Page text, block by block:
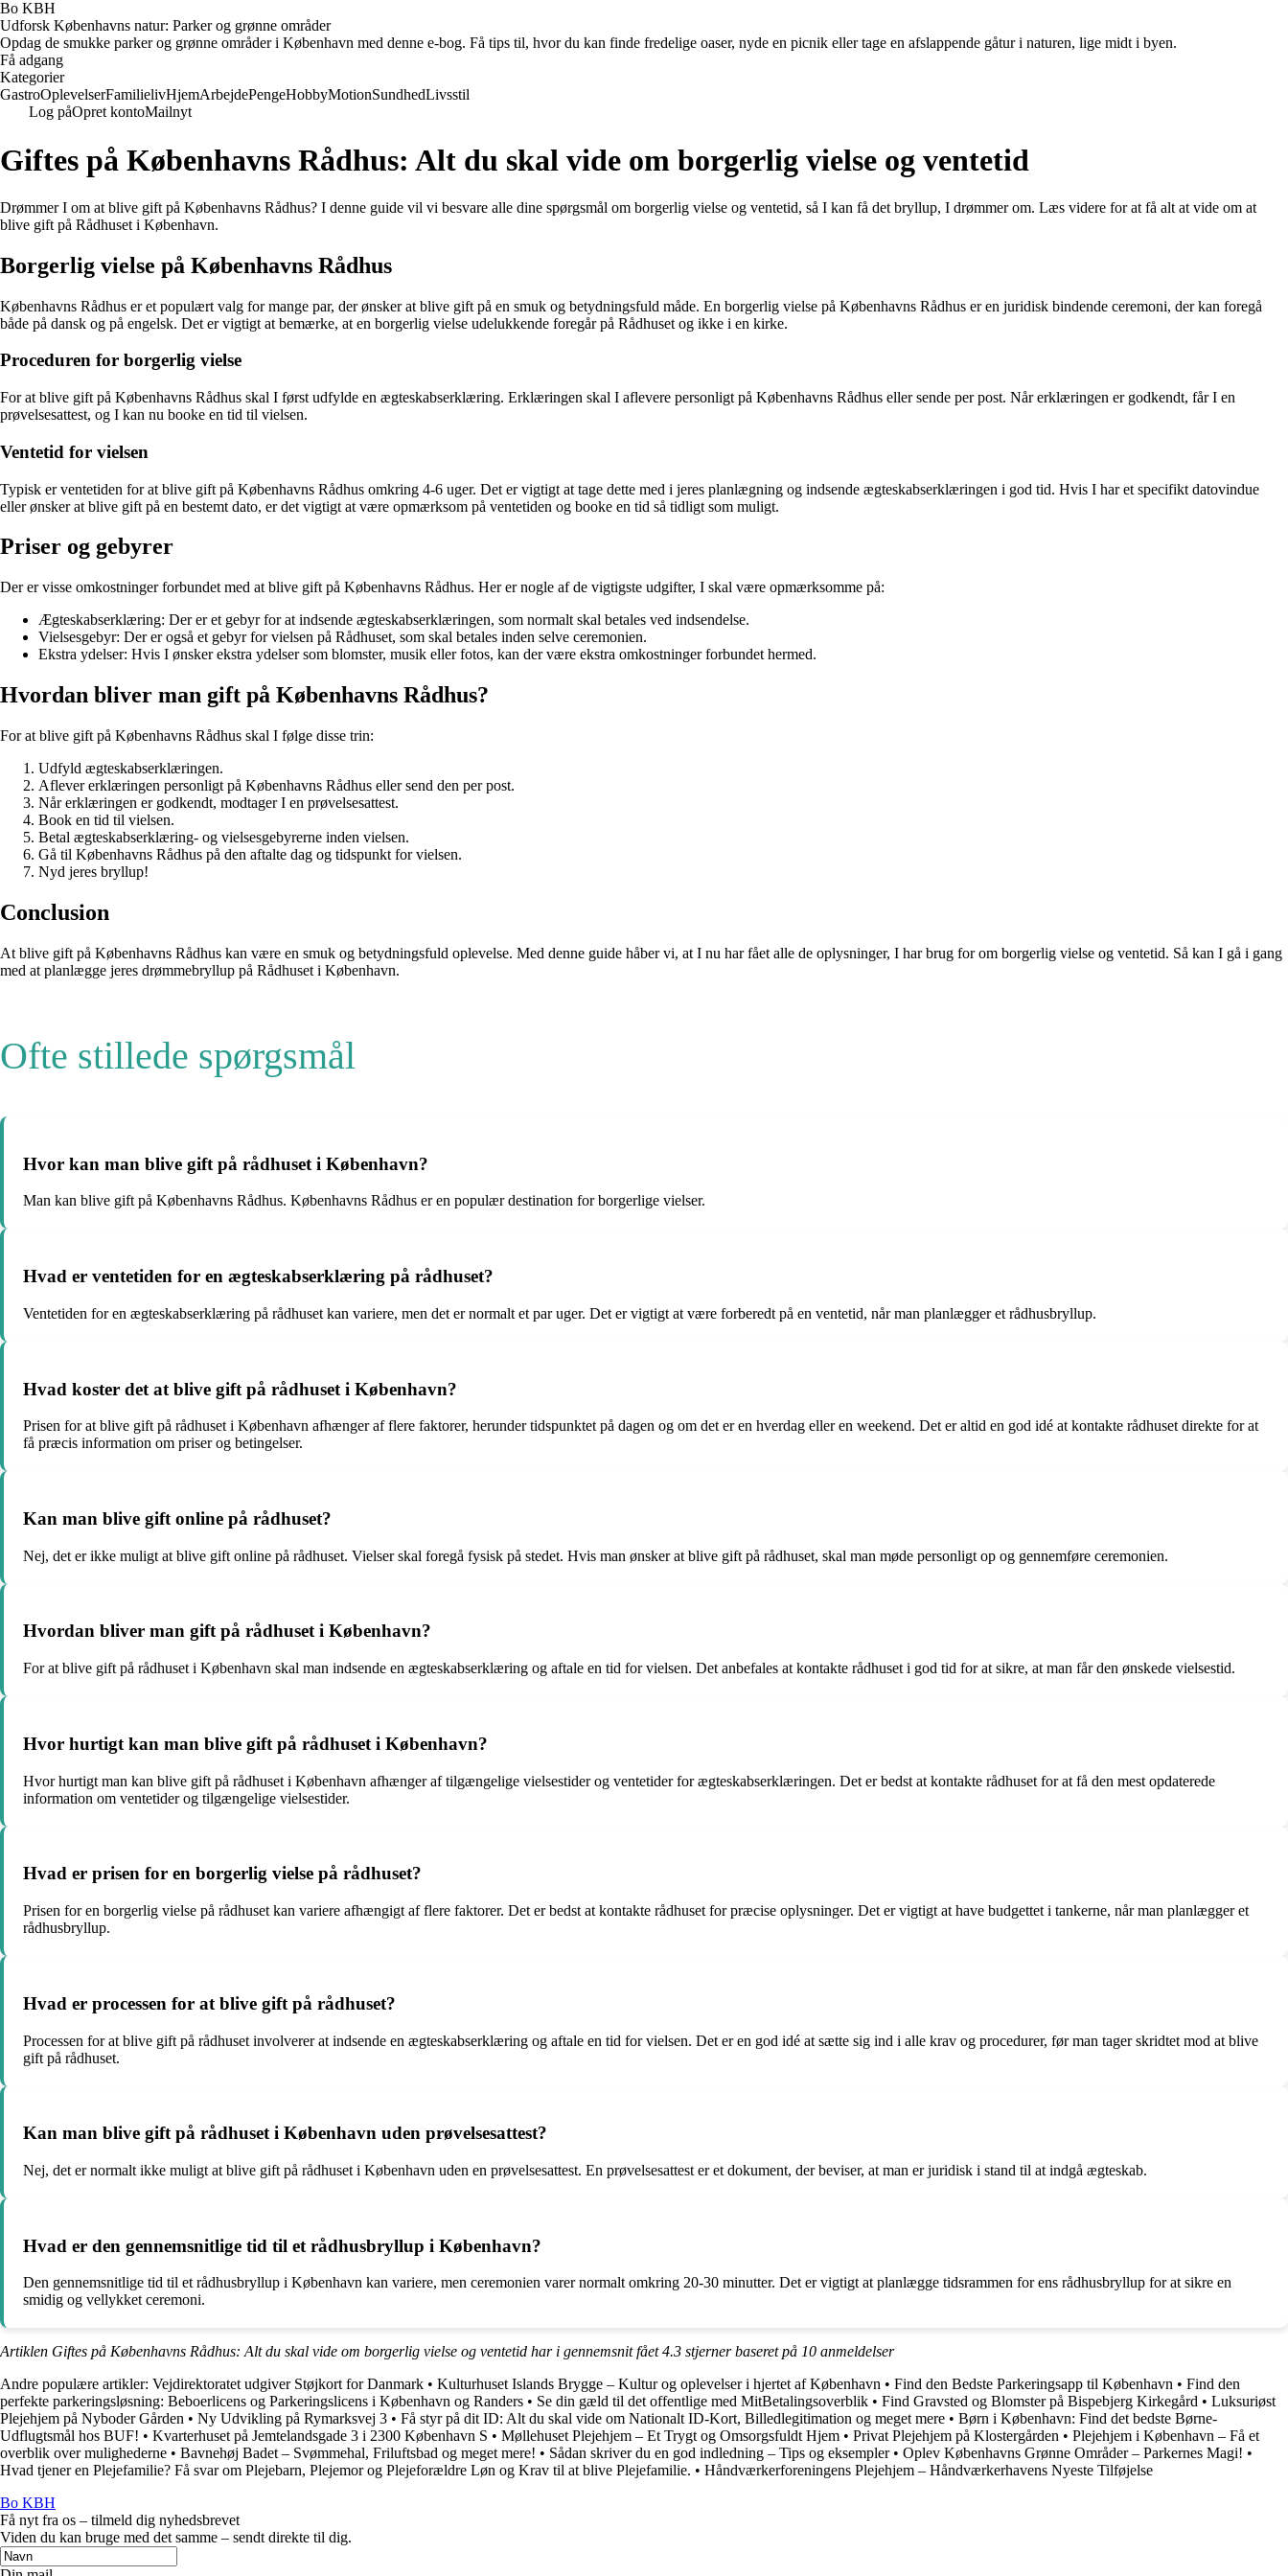
Bo KBH
Udforsk Københavns natur: Parker og grønne områder
Opdag de smukke parker og grønne områder i København med denne e-bog. Få tips til, hvor du kan finde fredelige oaser, nyde en picnik eller tage en afslappende gåtur i naturen, lige midt i byen.
Få adgang
Kategorier
GastroOplevelserFamilielivHjemArbejdePengeHobbyMotionSundhedLivsstil
Log påOpret kontoMailnyt
Giftes på Københavns Rådhus: Alt du skal vide om borgerlig vielse og ventetid
Drømmer I om at blive gift på Københavns Rådhus? I denne guide vil vi besvare alle dine spørgsmål om borgerlig vielse og ventetid, så I kan få det bryllup, I drømmer om. Læs videre for at få alt at vide om at
blive gift på Rådhuset i København.
Borgerlig vielse på Københavns Rådhus
Københavns Rådhus er et populært valg for mange par, der ønsker at blive gift på en smuk og betydningsfuld måde. En borgerlig vielse på Københavns Rådhus er en juridisk bindende ceremoni, der kan foregå
både på dansk og på engelsk. Det er vigtigt at bemærke, at en borgerlig vielse udelukkende foregår på Rådhuset og ikke i en kirke.
Proceduren for borgerlig vielse
For at blive gift på Københavns Rådhus skal I først udfylde en ægteskabserklæring. Erklæringen skal I aflevere personligt på Københavns Rådhus eller sende per post. Når erklæringen er godkendt, får I en
prøvelsesattest, og I kan nu booke en tid til vielsen.
Ventetid for vielsen
Typisk er ventetiden for at blive gift på Københavns Rådhus omkring 4-6 uger. Det er vigtigt at tage dette med i jeres planlægning og indsende ægteskabserklæringen i god tid. Hvis I har et specifikt datovindue
eller ønsker at blive gift på en bestemt dato, er det vigtigt at være opmærksom på ventetiden og booke en tid så tidligt som muligt.
Priser og gebyrer
Der er visse omkostninger forbundet med at blive gift på Københavns Rådhus. Her er nogle af de vigtigste udgifter, I skal være opmærksomme på:
Ægteskabserklæring: Der er et gebyr for at indsende ægteskabserklæringen, som normalt skal betales ved indsendelse.
Vielsesgebyr: Der er også et gebyr for vielsen på Rådhuset, som skal betales inden selve ceremonien.
Ekstra ydelser: Hvis I ønsker ekstra ydelser som blomster, musik eller fotos, kan der være ekstra omkostninger forbundet hermed.
Hvordan bliver man gift på Københavns Rådhus?
For at blive gift på Københavns Rådhus skal I følge disse trin:
Udfyld ægteskabserklæringen.
Aflever erklæringen personligt på Københavns Rådhus eller send den per post.
Når erklæringen er godkendt, modtager I en prøvelsesattest.
Book en tid til vielsen.
Betal ægteskabserklæring- og vielsesgebyrerne inden vielsen.
Gå til Københavns Rådhus på den aftalte dag og tidspunkt for vielsen.
Nyd jeres bryllup!
Conclusion
At blive gift på Københavns Rådhus kan være en smuk og betydningsfuld oplevelse. Med denne guide håber vi, at I nu har fået alle de oplysninger, I har brug for om borgerlig vielse og ventetid. Så kan I gå i gang
med at planlægge jeres drømmebryllup på Rådhuset i København.
Ofte stillede spørgsmål
Hvor kan man blive gift på rådhuset i København?
Man kan blive gift på Københavns Rådhus. Københavns Rådhus er en populær destination for borgerlige vielser.
Hvad er ventetiden for en ægteskabserklæring på rådhuset?
Ventetiden for en ægteskabserklæring på rådhuset kan variere, men det er normalt et par uger. Det er vigtigt at være forberedt på en ventetid, når man planlægger et rådhusbryllup.
Hvad koster det at blive gift på rådhuset i København?
Prisen for at blive gift på rådhuset i København afhænger af flere faktorer, herunder tidspunktet på dagen og om det er en hverdag eller en weekend. Det er altid en god idé at kontakte rådhuset direkte for at
få præcis information om priser og betingelser.
Kan man blive gift online på rådhuset?
Nej, det er ikke muligt at blive gift online på rådhuset. Vielser skal foregå fysisk på stedet. Hvis man ønsker at blive gift på rådhuset, skal man møde personligt op og gennemføre ceremonien.
Hvordan bliver man gift på rådhuset i København?
For at blive gift på rådhuset i København skal man indsende en ægteskabserklæring og aftale en tid for vielsen. Det anbefales at kontakte rådhuset i god tid for at sikre, at man får den ønskede vielsestid.
Hvor hurtigt kan man blive gift på rådhuset i København?
Hvor hurtigt man kan blive gift på rådhuset i København afhænger af tilgængelige vielsestider og ventetider for ægteskabserklæringen. Det er bedst at kontakte rådhuset for at få den mest opdaterede
information om ventetider og tilgængelige vielsestider.
Hvad er prisen for en borgerlig vielse på rådhuset?
Prisen for en borgerlig vielse på rådhuset kan variere afhængigt af flere faktorer. Det er bedst at kontakte rådhuset for præcise oplysninger. Det er vigtigt at have budgettet i tankerne, når man planlægger et
rådhusbryllup.
Hvad er processen for at blive gift på rådhuset?
Processen for at blive gift på rådhuset involverer at indsende en ægteskabserklæring og aftale en tid for vielsen. Det er en god idé at sætte sig ind i alle krav og procedurer, før man tager skridtet mod at blive
gift på rådhuset.
Kan man blive gift på rådhuset i København uden prøvelsesattest?
Nej, det er normalt ikke muligt at blive gift på rådhuset i København uden en prøvelsesattest. En prøvelsesattest er et dokument, der beviser, at man er juridisk i stand til at indgå ægteskab.
Hvad er den gennemsnitlige tid til et rådhusbryllup i København?
Den gennemsnitlige tid til et rådhusbryllup i København kan variere, men ceremonien varer normalt omkring 20-30 minutter. Det er vigtigt at planlægge tidsrammen for ens rådhusbryllup for at sikre en
smidig og vellykket ceremoni.
Artiklen Giftes på Københavns Rådhus: Alt du skal vide om borgerlig vielse og ventetid har i gennemsnit fået4.3 stjerner baseret på 10 anmeldelser
Andre populære artikler: Vejdirektoratet udgiver Støjkort for Danmark • Kulturhuset Islands Brygge – Kultur og oplevelser i hjertet af København • Find den Bedste Parkeringsapp til København • Find den
perfekte parkeringsløsning: Beboerlicens og Parkeringslicens i København og Randers • Se din gæld til det offentlige med MitBetalingsoverblik • Find Gravsted og Blomster på Bispebjerg Kirkegård • Luksuriøst
Plejehjem på Nyboder Gården • Ny Udvikling på Rymarksvej 3 • Få styr på dit ID: Alt du skal vide om Nationalt ID-Kort, Billedlegitimation og meget mere • Børn i København: Find det bedste Børne-
Udflugtsmål hos BUF! • Kvarterhuset på Jemtelandsgade 3 i 2300 København S • Møllehuset Plejehjem – Et Trygt og Omsorgsfuldt Hjem • Privat Plejehjem på Klostergården • Plejehjem i København – Få et
overblik over mulighederne • Bavnehøj Badet – Svømmehal, Friluftsbad og meget mere! • Sådan skriver du en god indledning – Tips og eksempler• Oplev Københavns Grønne Områder – Parkernes Magi! •
Hvad tjener en Plejefamilie? Få svar om Plejebarn, Plejemor og Plejeforældre Løn og Krav til at blive Plejefamilie. • Håndværkerforeningens Plejehjem – Håndværkerhavens Nyeste Tilføjelse
Bo KBH
Få nyt fra os – tilmeld dig nyhedsbrevet
Viden du kan bruge med det samme – sendt direkte til dig.